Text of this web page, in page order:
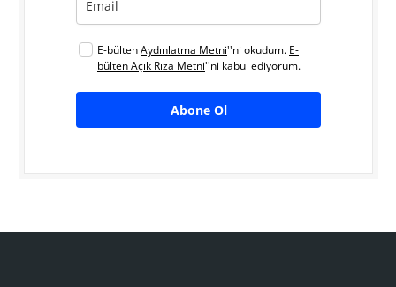
E-bültenAydınlatma Metni''ni okudum. E-
bülten Açık Rıza Metni''ni kabul ediyorum.
Abone Ol